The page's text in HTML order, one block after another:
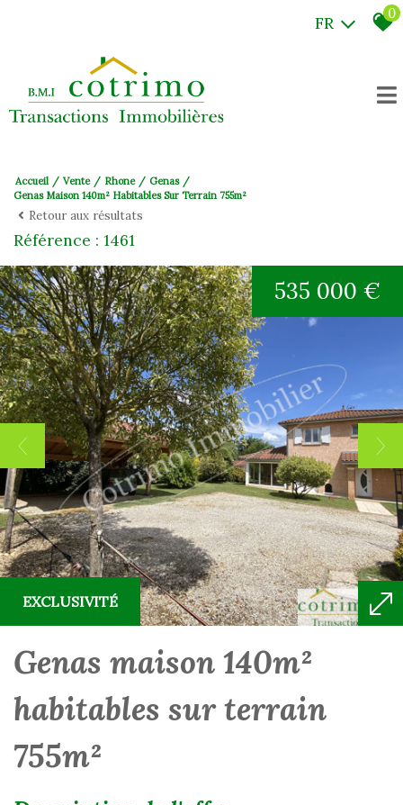
FR 0
Accueil Vente Rhone
Genas
Genas Maison 140m² Habitables Sur Terrain 755m²
Retour aux résultats
Référence : 1461
EXCLUSIVITÉ
535 000 €
genas maison 140m²
habitables sur terrain
755m²